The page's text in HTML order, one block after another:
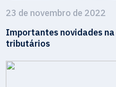
23 de novembro de 2022
Importantes novidades
tributários